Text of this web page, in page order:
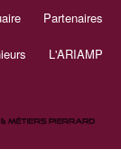
Partenaires
L'ARIAMP